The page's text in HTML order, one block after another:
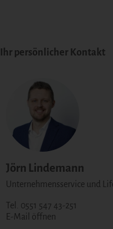
Ihr persönlicher Kontakt
Jörn Lindemann
Unternehmensservice und
Tel. 0551 547 43-251
E-Mail öffnen